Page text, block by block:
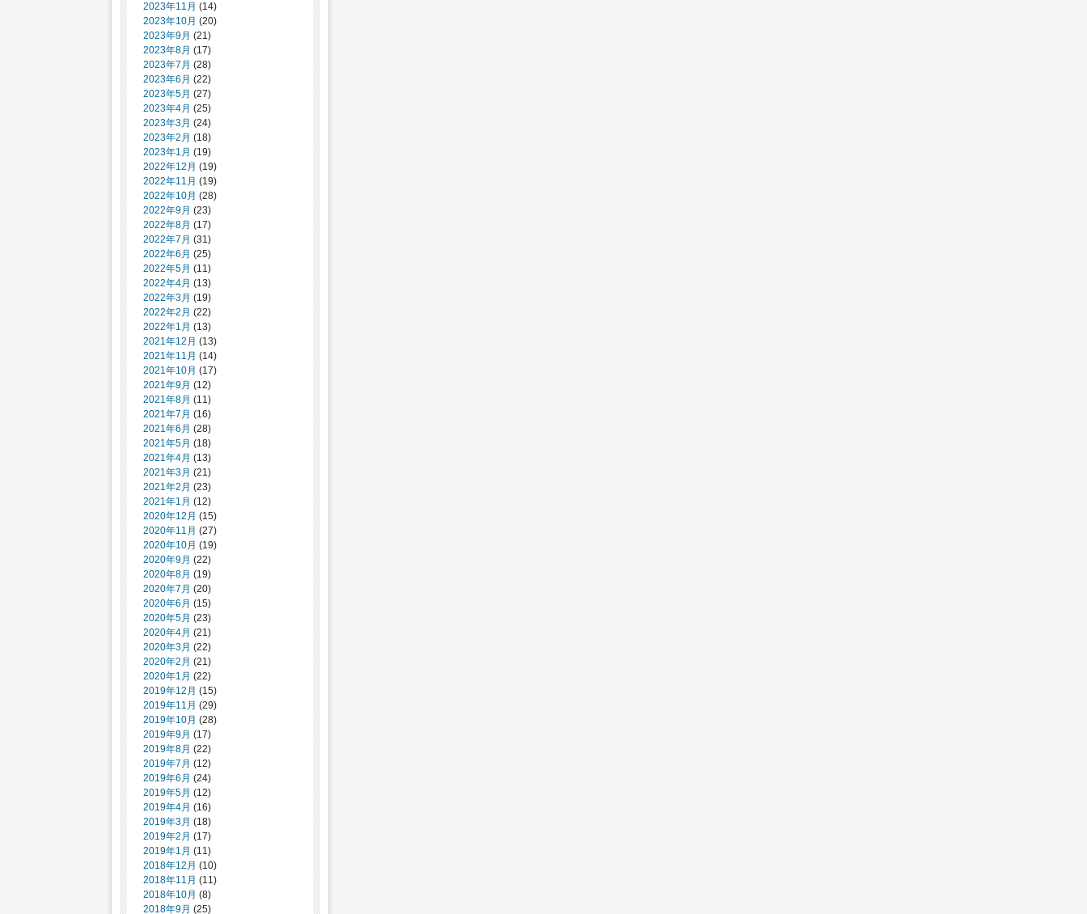
2023年11月 (14)
2023年10月 (20)
2023年9月 (21)
2023年8月 (17)
2023年7月 (28)
2023年6月 (22)
2023年5月 (27)
2023年4月 (25)
2023年3月 (24)
2023年2月 (18)
2023年1月 (19)
2022年12月 (19)
2022年11月 (19)
2022年10月 (28)
2022年9月 (23)
2022年8月 (17)
2022年7月 (31)
2022年6月 (25)
2022年5月 (11)
2022年4月 (13)
2022年3月 (19)
2022年2月 (22)
2022年1月 (13)
2021年12月 (13)
2021年11月 (14)
2021年10月 (17)
2021年9月 (12)
2021年8月 (11)
2021年7月 (16)
2021年6月 (28)
2021年5月 (18)
2021年4月 (13)
2021年3月 (21)
2021年2月 (23)
2021年1月 (12)
2020年12月 (15)
2020年11月 (27)
2020年10月 (19)
2020年9月 (22)
2020年8月 (19)
2020年7月 (20)
2020年6月 (15)
2020年5月 (23)
2020年4月 (21)
2020年3月 (22)
2020年2月 (21)
2020年1月 (22)
2019年12月 (15)
2019年11月 (29)
2019年10月 (28)
2019年9月 (17)
2019年8月 (22)
2019年7月 (12)
2019年6月 (24)
2019年5月 (12)
2019年4月 (16)
2019年3月 (18)
2019年2月 (17)
2019年1月 (11)
2018年12月 (10)
2018年11月 (11)
2018年10月 (8)
2018年9月 (25)